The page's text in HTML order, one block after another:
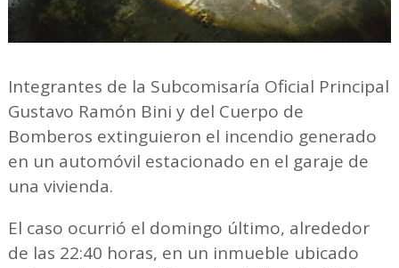
Integrantes de la Subcomisaría Oficial Principal
Gustavo Ramón Bini y del Cuerpo de
Bomberos extinguieron el incendio generado
en un automóvil estacionado en el garaje de
una vivienda.
El caso ocurrió el domingo último, alrededor
de las 22:40 horas, en un inmueble ubicado